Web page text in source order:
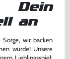
an
wir backen
würde! Unsere